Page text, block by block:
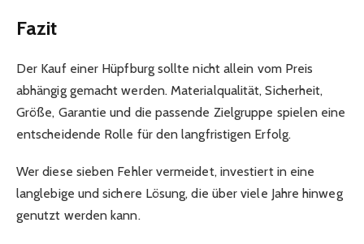
Fazit
Der Kauf einer Hüpfburg sollte nicht allein vom Preis
abhängig gemacht werden. Materialqualität, Sicherheit,
Größe, Garantie und die passende Zielgruppe spielen eine
entscheidende Rolle für den langfristigen Erfolg.
Wer diese sieben Fehler vermeidet, investiert in eine
langlebige und sichere Lösung, die über viele Jahre hinweg
genutzt werden kann.